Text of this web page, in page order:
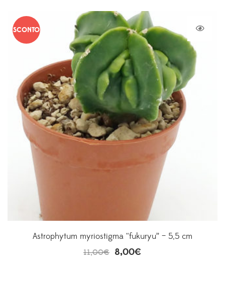
SCONTO
Astrophytum myriostigma “fukuryu” – 5,5 cm
11,00€ 8,00€